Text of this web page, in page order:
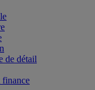
de détail
finance